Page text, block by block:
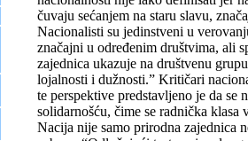
čuvaju sećanjem na staru slavu,
Nacionalisti su jedinstveni u
značajni u određenim društvima, ali
zajednica ukazuje na društvenu
lojalnosti i dužnosti.” Kritičari
te perspektive predstavljeno je da se
solidarnošću, čime se radnička klasa
Nacija nije samo prirodna zajednica